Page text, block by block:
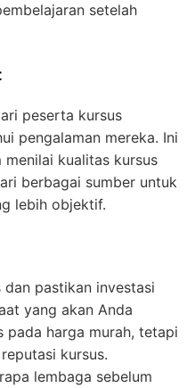
setelah
peserta kursus
pengalaman mereka. Ini
kualitas kursus
berbagai sumber untuk
lebih objektif.
pastikan investasi
yang akan Anda
pada harga murah, tetapi
kursus.
lembaga sebelum